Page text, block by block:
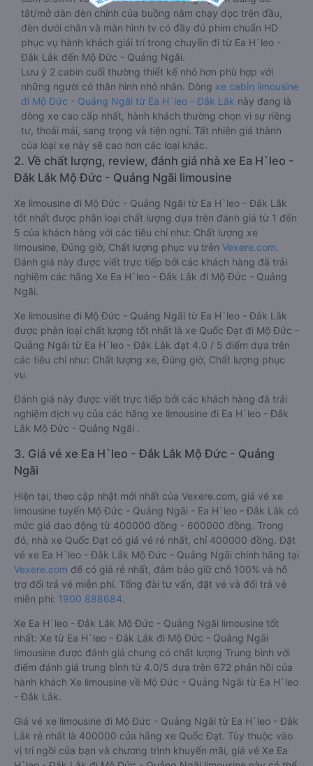
tắt/mở dàn đèn chính của buồng nằm chạy dọc trên đầu,
đèn dưới chân và màn hình tv có đầy đủ phim chuẩn HD
phục vụ hành khách giải trí trong chuyến đi từ Ea H`leo -
Đắk Lắk đến Mộ Đức - Quảng Ngãi.
Lưu ý 2 cabin cuối thường thiết kế nhỏ hơn phù hợp với
những người có thân hình nhỏ nhắn. Dòng xe cabin limousine
đi Mộ Đức - Quảng Ngãi từ Ea H`leo - Đắk Lắk này đang là
dòng xe cao cấp nhất, hành khách thường chọn vì sự riêng
tư, thoải mái, sang trọng và tiện nghi. Tất nhiên giá thành
của loại xe này sẽ cao hơn các loại khác.
2. Về chất lượng, review, đánh giá nhà xe Ea H`leo -
Đắk Lắk Mộ Đức - Quảng Ngãi limousine
Xe limousine đi Mộ Đức - Quảng Ngãi từ Ea H`leo - Đắk Lắk
tốt nhất được phân loại chất lượng dựa trên đánh giá từ 1 đến
5 của khách hàng với các tiêu chí như: Chất lượng xe
limousine, Đúng giờ, Chất lượng phục vụ trên Vexere.com.
Đánh giá này được viết trực tiếp bởi các khách hàng đã trải
nghiệm các hãng Xe Ea H`leo - Đắk Lắk đi Mộ Đức - Quảng
Ngãi.
Xe limousine đi Mộ Đức - Quảng Ngãi từ Ea H`leo - Đắk Lắk
được phân loại chất lượng tốt nhất là xe Quốc Đạt đi Mộ Đức -
Quảng Ngãi từ Ea H`leo - Đắk Lắk đạt 4.0 / 5 điểm dựa trên
các tiêu chí như: Chất lượng xe, Đúng giờ, Chất lượng phục
vụ.
Đánh giá này được viết trực tiếp bởi các khách hàng đã trải
nghiệm dịch vụ của các hãng xe limousine đi Ea H`leo - Đắk
Lắk Mộ Đức - Quảng Ngãi .
3. Giá vé xe Ea H`leo - Đắk Lắk Mộ Đức - Quảng
Ngãi
Hiện tại, theo cập nhật mới nhất của Vexere.com, giá vé xe
limousine tuyến Mộ Đức - Quảng Ngãi - Ea H`leo - Đắk Lắk có
mức giá dao động từ 400000 đồng - 600000 đồng. Trong
đó, nhà xe Quốc Đạt có giá vé rẻ nhất, chỉ 400000 đồng. Đặt
vé xe Ea H`leo - Đắk Lắk Mộ Đức - Quảng Ngãi chính hãng tại
Vexere.com để có giá rẻ nhất, đảm bảo giữ chỗ 100% và hỗ
trợ đổi trả vé miễn phí. Tổng đài tư vấn, đặt vé và đổi trả vé
miễn phí: 1900 888684.
Xe Ea H`leo - Đắk Lắk Mộ Đức - Quảng Ngãi limousine tốt
nhất: Xe từ Ea H`leo - Đắk Lắk đi Mộ Đức - Quảng Ngãi
limousine được đánh giá chung có chất lượng Trung bình với
điểm đánh giá trung bình từ 4.0/5 dựa trên 672 phản hồi của
hành khách Xe limousine về Mộ Đức - Quảng Ngãi từ Ea H`leo
- Đắk Lắk.
Giá vé xe limousine đi Mộ Đức - Quảng Ngãi từ Ea H`leo - Đắk
Lắk rẻ nhất là 400000 của hãng xe Quốc Đạt. Tùy thuộc vào
vị trí ngồi của bạn và chương trình khuyến mãi, giá vé Xe Ea